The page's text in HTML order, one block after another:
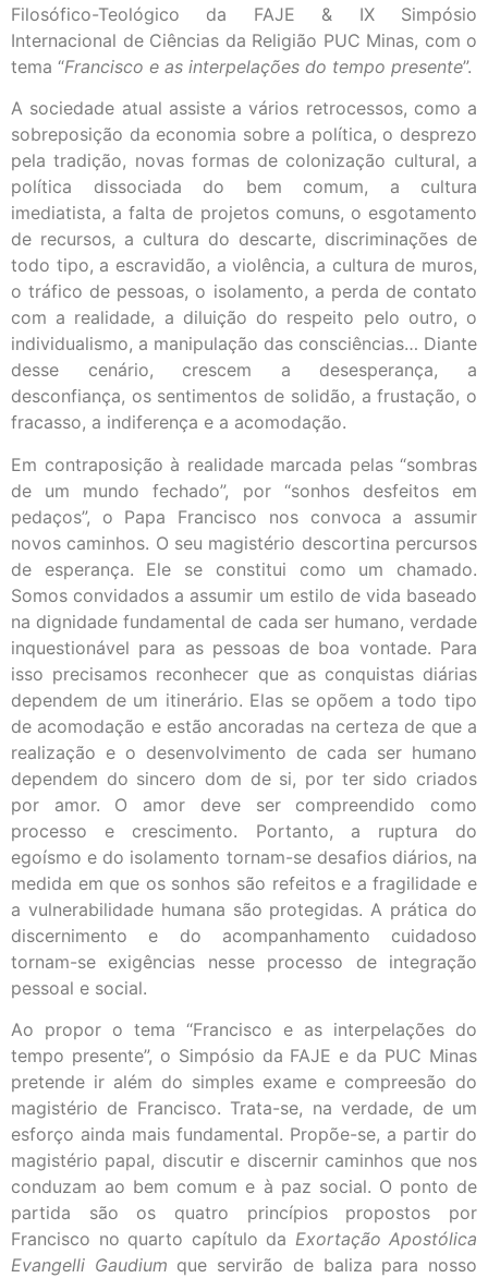
Filosófico-Teológico da FAJE & IX Simpósio
Internacional de Ciências da Religião PUC Minas, com o
tema “Francisco e as interpelações do tempo presente”.
A sociedade atual assiste a vários retrocessos, como a
sobreposição da economia sobre a política, o desprezo
pela tradição, novas formas de colonização cultural, a
política dissociada do bem comum, a cultura
imediatista, a falta de projetos comuns, o esgotamento
de recursos, a cultura do descarte, discriminações de
todo tipo, a escravidão, a violência, a cultura de muros,
o tráfico de pessoas, o isolamento, a perda de contato
com a realidade, a diluição do respeito pelo outro, o
individualismo, a manipulação das consciências… Diante
desse cenário, crescem a desesperança, a
desconfiança, os sentimentos de solidão, a frustação, o
fracasso, a indiferença e a acomodação.
Em contraposição à realidade marcada pelas “sombras
de um mundo fechado”, por “sonhos desfeitos em
pedaços”, o Papa Francisco nos convoca a assumir
novos caminhos. O seu magistério descortina percursos
de esperança. Ele se constitui como um chamado.
Somos convidados a assumir um estilo de vida baseado
na dignidade fundamental de cada ser humano, verdade
inquestionável para as pessoas de boa vontade. Para
isso precisamos reconhecer que as conquistas diárias
dependem de um itinerário. Elas se opõem a todo tipo
de acomodação e estão ancoradas na certeza de que a
realização e o desenvolvimento de cada ser humano
dependem do sincero dom de si, por ter sido criados
por amor. O amor deve ser compreendido como
processo e crescimento. Portanto, a ruptura do
egoísmo e do isolamento tornam-se desafios diários, na
medida em que os sonhos são refeitos e a fragilidade e
a vulnerabilidade humana são protegidas. A prática do
discernimento e do acompanhamento cuidadoso
tornam-se exigências nesse processo de integração
pessoal e social.
Ao propor o tema “Francisco e as interpelações do
tempo presente”, o Simpósio da FAJE e da PUC Minas
pretende ir além do simples exame e compreesão do
magistério de Francisco. Trata-se, na verdade, de um
esforço ainda mais fundamental. Propõe-se, a partir do
magistério papal, discutir e discernir caminhos que nos
conduzam ao bem comum e à paz social. O ponto de
partida são os quatro princípios propostos por
Francisco no quarto capítulo da Exortação Apostólica
Evangelli Gaudium que servirão de baliza para nosso